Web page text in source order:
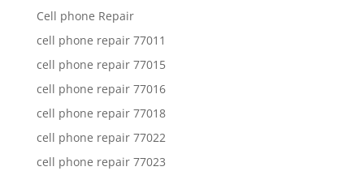
Cell phone Repair
cell phone repair 77011
cell phone repair 77015
cell phone repair 77016
cell phone repair 77018
cell phone repair 77022
cell phone repair 77023